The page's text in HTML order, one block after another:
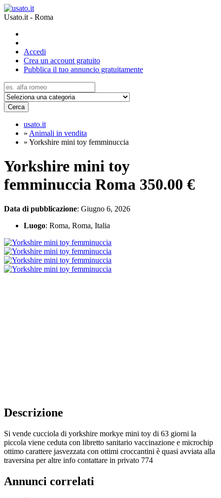
Usato.it - Roma
Accedi
Crea un account gratuito
Pubblica il tuo annuncio gratuitamente
Cerca
usato.it
» Animali in vendita
» Yorkshire mini toy femminuccia
Yorkshire mini toy
femminuccia Roma 350.00 €
Data di pubblicazione: Giugno 6, 2026
Luogo: Roma, Roma, Italia
Descrizione
Si vende cucciola di yorkshire morkye mini toy di 63 giorni la
piccola viene ceduta con libretto sanitario vaccinazione e microchip
ottimo carattere jasvezzata con ottimi croccantini è quasi avviata alla
traversina per altre info contattare in privato 774
Annunci correlati